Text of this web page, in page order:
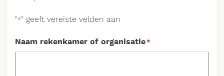
"*" geeft vereiste velden aan
Naam rekenkamer of organisatie*